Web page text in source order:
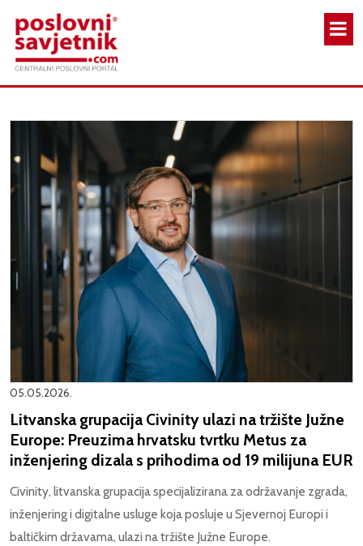
05.05.2026.
Litvanska grupacija Civinity ulazi na tržište Južne
Europe: Preuzima hrvatsku tvrtku Metus za
inženjering dizala s prihodima od 19 milijuna EUR
Civinity, litvanska grupacija specijalizirana za održavanje zgrada,
inženjering i digitalne usluge koja posluje u Sjevernoj Europi i
baltičkim državama, ulazi na tržište Južne Europe.